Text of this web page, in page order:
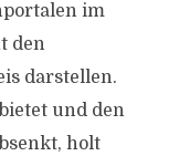
im
den
darstellen.
und den
holt